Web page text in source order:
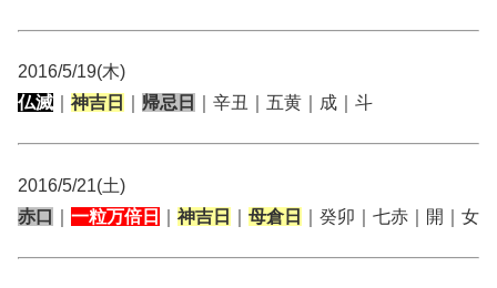
2016/5/19(木)
仏滅
神吉日 帰忌日 ｜辛丑｜五黄｜成｜斗
2016/5/21(土)
赤口
一粒万倍日 神吉日 母倉日 ｜癸卯｜七赤｜開｜女